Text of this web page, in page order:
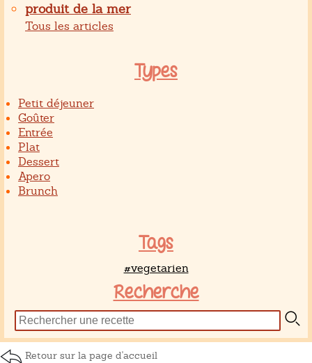
produit de la mer
Tous les articles
Types
Petit déjeuner
Goûter
Entrée
Plat
Dessert
Apero
Brunch
Tags
#vegetarien
Recherche
Retour sur la page d'accueil